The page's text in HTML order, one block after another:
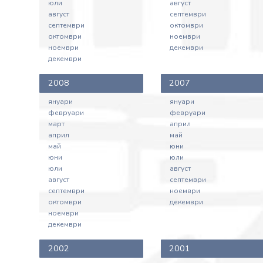
юли
август
септември
октомври
ноември
декември
август
септември
октомври
ноември
декември
2008
януари
февруари
март
април
май
юни
юли
август
септември
октомври
ноември
декември
2007
януари
февруари
април
май
юни
юли
август
септември
ноември
декември
2002 2001